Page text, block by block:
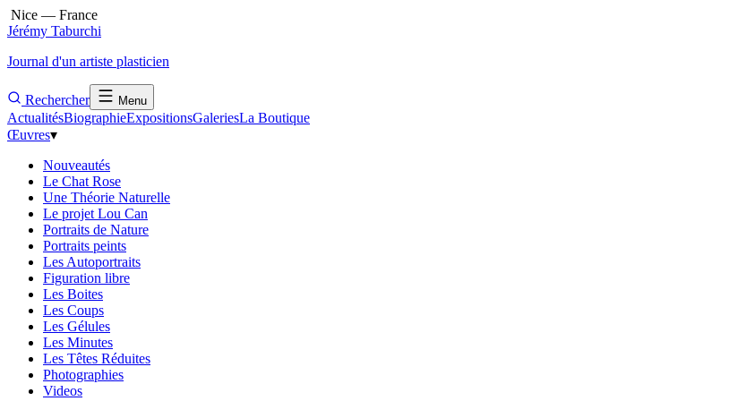
Nice — France
Jérémy Taburchi
Journal d'un artiste plasticien
Rechercher Menu
ActualitésBiographieExpositionsGaleriesLa Boutique
Œuvres▾
Nouveautés
Le Chat Rose
Une Théorie Naturelle
Le projet Lou Can
Portraits de Nature
Portraits peints
Les Autoportraits
Figuration libre
Les Boites
Les Coups
Les Gélules
Les Minutes
Les Têtes Réduites
Photographies
Videos